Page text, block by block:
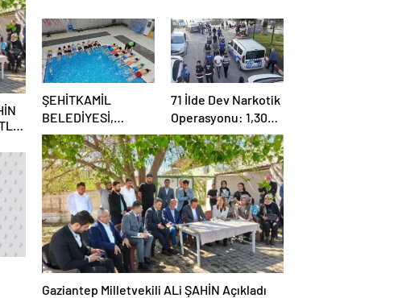
ŞEHİTKAMİL
BELEDİYESİ,
KORUMA ALTINDAKİ
ÇOCUKLARI
SPORLA
BULUŞTURUYOR
71 İlde Dev Narkotik
Operasyonu: 1,302
Şüpheli Yakalandı,
844 Tutuklama
Gaziantep Milletvekili ALi ŞAHİN Açıkladı